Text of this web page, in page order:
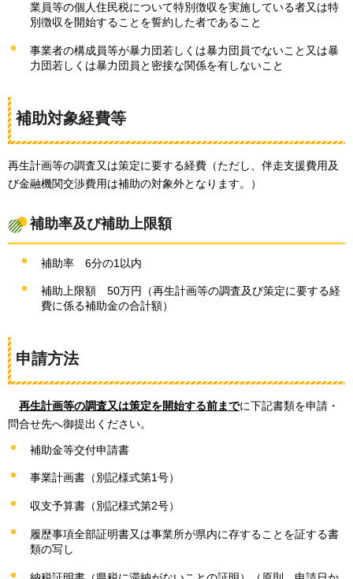
業員等の個人住民税について特別徴収を実施している者又は特
別徴収を開始することを誓約した者であること
事業者の構成員等が暴力団若しくは暴力団員でないこと又は暴
力団若しくは暴力団員と密接な関係を有しないこと
補助対象経費等
再生計画等の調査又は策定に要する経費（ただし、伴走支援費用及
び金融機関交渉費用は補助の対象外となります。）
補助率及び補助上限額
補助率 6分の1以内
補助上限額 50万円（再生計画等の調査及び策定に要する経
費に係る補助金の合計額）
申請方法
再生計画等の調査又は策定を開始する前までに下記書類を申請・
問合せ先へ御提出ください。
補助金等交付申請書
事業計画書（別記様式第1号）
収支予算書（別記様式第2号）
履歴事項全部証明書又は事業所が県内に存することを証する書
類の写し